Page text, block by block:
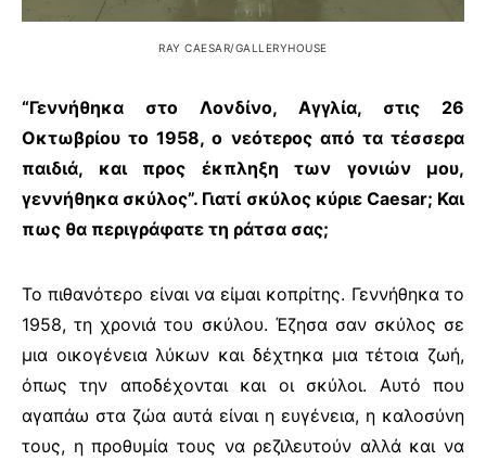
RAY CAESAR/GALLERYHOUSE
“Γεννήθηκα στο Λονδίνο, Αγγλία, στις 26
Οκτωβρίου το 1958, ο νεότερος από τα τέσσερα
παιδιά, και προς έκπληξη των γονιών μου,
γεννήθηκα σκύλος”. Γιατί σκύλος κύριε Caesar; Και
πως θα περιγράφατε τη ράτσα σας;
Το πιθανότερο είναι να είμαι κοπρίτης. Γεννήθηκα το
1958, τη χρονιά του σκύλου. Έζησα σαν σκύλος σε
μια οικογένεια λύκων και δέχτηκα μια τέτοια ζωή,
όπως την αποδέχονται και οι σκύλοι. Αυτό που
αγαπάω στα ζώα αυτά είναι η ευγένεια, η καλοσύνη
τους, η προθυμία τους να ρεζιλευτούν αλλά και να